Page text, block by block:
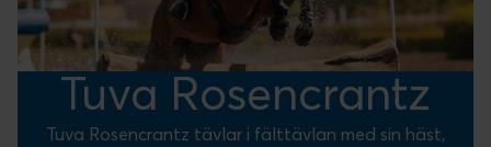
Tuva Rosencrantz
Tuva Rosencrantz tävlar i fälttävlan med sin häst,